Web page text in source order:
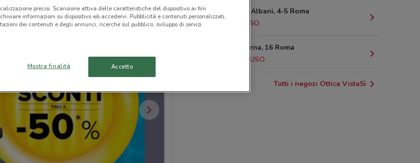
Largo Colli Albani, 4-5 Roma
CHIUSO
Via P. Blaserna, 16 Roma
CHIUSO
Tutti i negozi Ottica VistaSì
precisi. Scansione attiva delle caratteristiche del dispositivo ai fini
informazioni su dispositivo e/o accedervi. Pubblicità e contenuti personalizzati,
dei contenuti e degli annunci, ricerche sul pubblico, sviluppo di servizi.
Mostra finalità Accetto